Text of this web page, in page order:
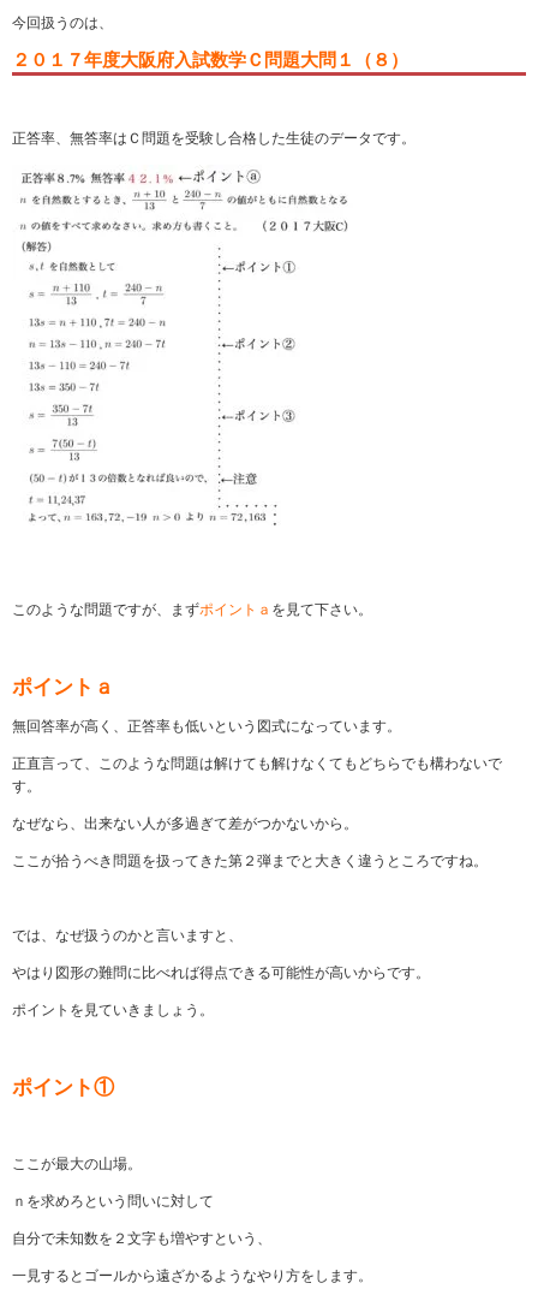
今回扱うのは、
２０１７年度大阪府入試数学Ｃ問題大問１（８）
正答率、無答率はＣ問題を受験し合格した生徒のデータです。
このような問題ですが、まずポイントａ を見て下さい。
ポイントａ
無回答率が高く、正答率も低いという図式になっています。
正直言って、このような問題は解けても解けなくてもどちらでも構わないで
す。
なぜなら、出来ない人が多過ぎて差がつかないから。
ここが拾うべき問題を扱ってきた第２弾までと大きく違うところですね。
では、なぜ扱うのかと言いますと、
やはり図形の難問に比べれば得点できる可能性が高いからです。
ポイントを見ていきましょう。
ポイント①
ここが最大の山場。
ｎを求めろという問いに対して
自分で未知数を２文字も増やすという、
一見するとゴールから遠ざかるようなやり方をします。